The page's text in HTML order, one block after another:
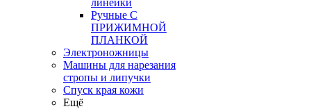
линейки
Ручные С
ПРИЖИМНОЙ
ПЛАНКОЙ
Электроножницы
Машины для нарезания
стропы и липучки
Спуск края кожи
Ещё